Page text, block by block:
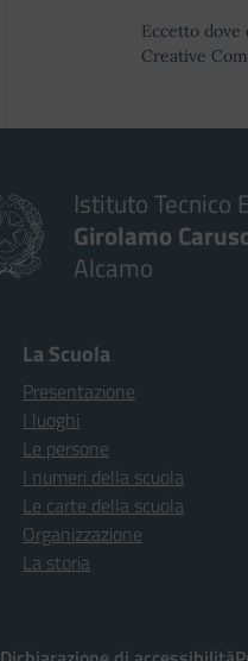
Eccetto
Creative
Istituto Tecnico
Girolamo
Alcamo
La Scuola
Presentazione
I luoghi
Le persone
I numeri della scuola
Le carte della scuola
Organizzazione
La storia